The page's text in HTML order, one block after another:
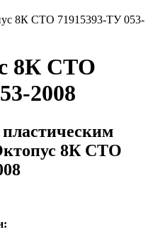
8К СТО 71915393-ТУ 053-
8К СТО
2008
8К СТО